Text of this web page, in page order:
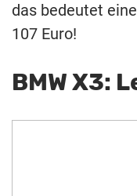
das bedeutet
107 Euro!
BMW X3: